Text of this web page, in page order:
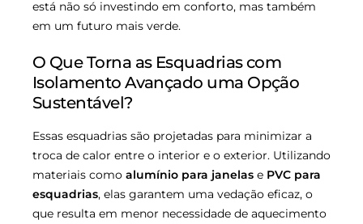
está não só investindo em conforto, mas também
em um futuro mais verde.
O Que Torna as Esquadrias com
Isolamento Avançado uma Opção
Sustentável?
Essas esquadrias são projetadas para minimizar a
troca de calor entre o interior e o exterior. Utilizando
materiais como alumínio para janelas e PVC para
esquadrias, elas garantem uma vedação eficaz, o
que resulta em menor necessidade de aquecimento